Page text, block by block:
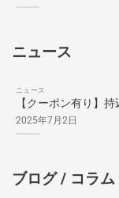
ニュース
ニュース
【クーポン有り】
2025年7月2日
ブログ / コラム